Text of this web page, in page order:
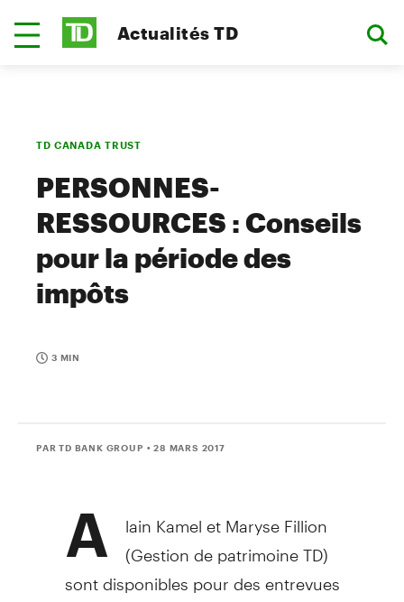
Actualités TD
TD CANADA TRUST
PERSONNES-
RESSOURCES : Conseils
pour la période des
impôts
3 MIN
PAR TD BANK GROUP • 28 MARS 2017
A lain KameletMaryse Fillion
(Gestion depatrimoine TD)
sont disponibles pour des entrevues